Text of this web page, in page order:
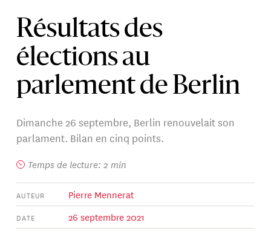
Résultats des
élections au
parlement de Berlin
Dimanche 26 septembre, Berlin renouvelait son
parlament. Bilan en cinq points.
Temps de lecture: 2 min
AUTEUR Pierre Mennerat
DATE 26 septembre 2021